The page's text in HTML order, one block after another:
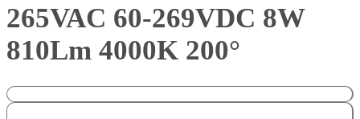
265VAC 60-269VDC 8W
810Lm 4000K 200°